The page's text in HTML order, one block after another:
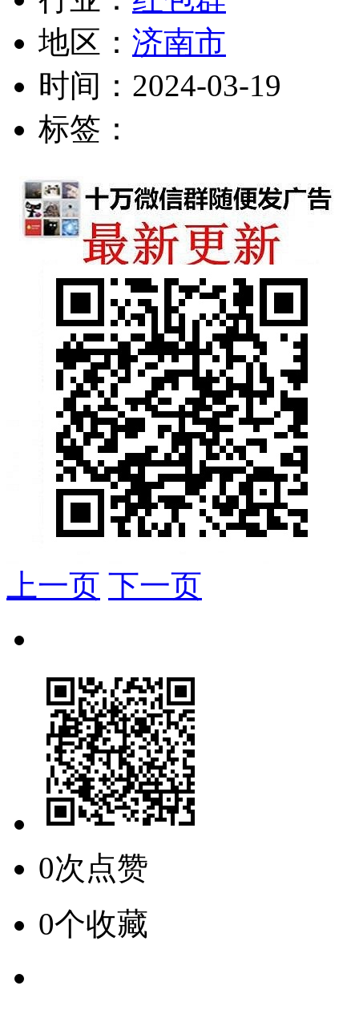
地区： 济南市
时间： 2024-03-19
标签：
上一页 下一页
0次点赞
0个收藏